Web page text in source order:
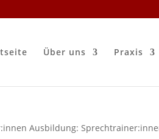
Über uns Praxis
Ausbildung: